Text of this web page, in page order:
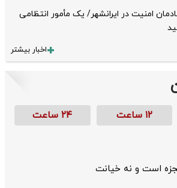
امنیت در ایرانشهر/ یک مأمور انتظامی
اخبار بیشتر
۱۲ ساعت ۲۴ ساعت
است و نه خیانت